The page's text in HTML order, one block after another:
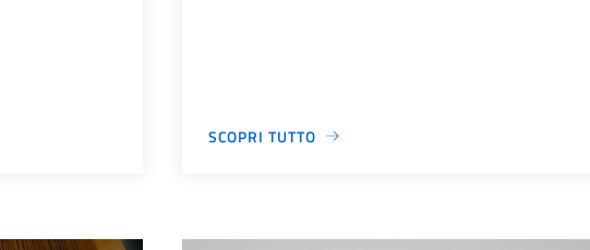
SCOPRI TUTTO